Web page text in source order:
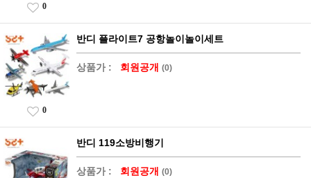
0
반디 플라이트7 공항놀이놀이세트
상품가 : 회원공개 (0)
0
반디 119소방비행기
상품가 : 회원공개 (0)